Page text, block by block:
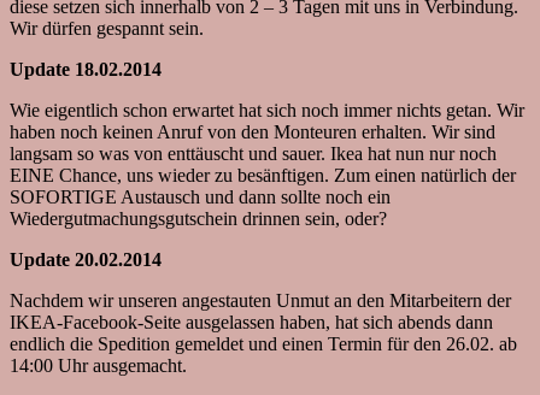
diese setzen sich innerhalb von 2 – 3 Tagen mit uns in Verbindung.
Wir dürfen gespannt sein.
Update 18.02.2014
Wie eigentlich schon erwartet hat sich noch immer nichts getan. Wir
haben noch keinen Anruf von den Monteuren erhalten. Wir sind
langsam so was von enttäuscht und sauer. Ikea hat nun nur noch
EINE Chance, uns wieder zu besänftigen. Zum einen natürlich der
SOFORTIGE Austausch und dann sollte noch ein
Wiedergutmachungsgutschein drinnen sein, oder?
Update 20.02.2014
Nachdem wir unseren angestauten Unmut an den Mitarbeitern der
IKEA-Facebook-Seite ausgelassen haben, hat sich abends dann
endlich die Spedition gemeldet und einen Termin für den 26.02. ab
14:00 Uhr ausgemacht.